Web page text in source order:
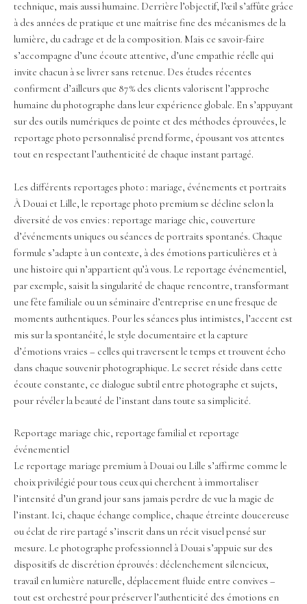
technique, mais aussi humaine. Derrière l’objectif, l’œil s’affûte grâce
à des années de pratique et une maîtrise fine des mécanismes de la
lumière, du cadrage et de la composition. Mais ce savoir-faire
s’accompagne d’une écoute attentive, d’une empathie réelle qui
invite chacun à se livrer sans retenue. Des études récentes
confirment d’ailleurs que 87 % des clients valorisent l’approche
humaine du photographe dans leur expérience globale. En s’appuyant
sur des outils numériques de pointe et des méthodes éprouvées, le
reportage photo personnalisé prend forme, épousant vos attentes
tout en respectant l’authenticité de chaque instant partagé.
Les différents reportages photo : mariage, événements et portraits
À Douai et Lille, le reportage photo premium se décline selon la
diversité de vos envies : reportage mariage chic, couverture
d’événements uniques ou séances de portraits spontanés. Chaque
formule s’adapte à un contexte, à des émotions particulières et à
une histoire qui n’appartient qu’à vous. Le reportage événementiel,
par exemple, saisit la singularité de chaque rencontre, transformant
une fête familiale ou un séminaire d’entreprise en une fresque de
moments authentiques. Pour les séances plus intimistes, l’accent est
mis sur la spontanéité, le style documentaire et la capture
d’émotions vraies – celles qui traversent le temps et trouvent écho
dans chaque souvenir photographique. Le secret réside dans cette
écoute constante, ce dialogue subtil entre photographe et sujets,
pour révéler la beauté de l’instant dans toute sa simplicité.
Reportage mariage chic, reportage familial et reportage
événementiel
Le reportage mariage premium à Douai ou Lille s’affirme comme le
choix privilégié pour tous ceux qui cherchent à immortaliser
l’intensité d’un grand jour sans jamais perdre de vue la magie de
l’instant. Ici, chaque échange complice, chaque étreinte doucereuse
ou éclat de rire partagé s’inscrit dans un récit visuel pensé sur
mesure. Le photographe professionnel à Douai s’appuie sur des
dispositifs de discrétion éprouvés : déclenchement silencieux,
travail en lumière naturelle, déplacement fluide entre convives –
tout est orchestré pour préserver l’authenticité des émotions en